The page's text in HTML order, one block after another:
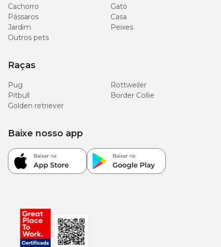
Cachorro
Gato
Pássaros
Casa
Jardim
Peixes
Outros pets
Raças
Pug
Rottweiler
Pitbull
Border Collie
Golden retriever
Baixe nosso app